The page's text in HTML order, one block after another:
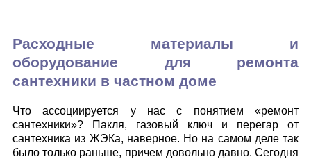
Расходные материалы и
оборудование для ремонта
сантехники в частном доме
Что ассоциируется у нас с понятием «ремонт
сантехники»? Пакля, газовый ключ и перегар от
сантехника из ЖЭКа, наверное. Но на самом деле так
было только раньше, причем довольно давно. Сегодня